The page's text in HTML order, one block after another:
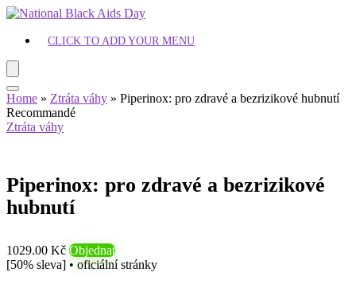
CLICK TO ADD YOUR MENU
Home » Ztráta váhy » Piperinox: pro zdravé a bezrizikové hubnutí
Recommandé
Ztráta váhy
Piperinox: pro zdravé a bezrizikové
hubnutí
1029.00 Kč Objednat
[50% sleva] • oficiální stránky